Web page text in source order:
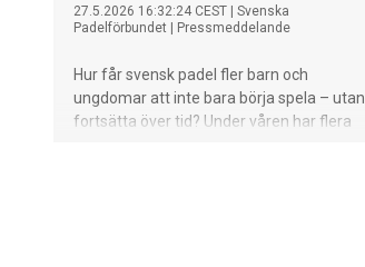
27.5.2026 16:32:24 CEST
Svenska
Padelförbundet
Pressmeddelande
Hur får svensk padel fler barn och
ungdomar att inte bara börja spela – utan
fortsätta över tid? Under våren har flera